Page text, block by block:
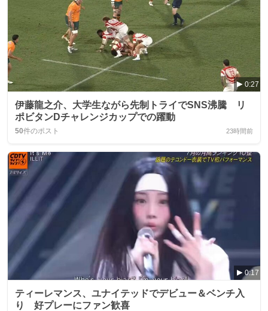
0:27
伊藤龍之介、大学生ながら先制トライでSNS沸騰 リ
ポビタンDチャレンジカップでの躍動
50件のポスト 23時間前
0:17
ティーレマンス、ユナイテッドでデビュー＆ベンチ入
り 好プレーにファン歓喜